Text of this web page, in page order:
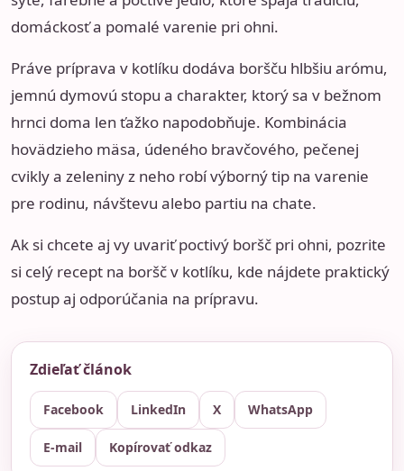
domáckosť a pomalé varenie pri ohni.
Práve príprava v kotlíku dodáva boršču hlbšiu arómu,
jemnú dymovú stopu a charakter, ktorý sa v bežnom
hrnci doma len ťažko napodobňuje. Kombinácia
hovädzieho mäsa, údeného bravčového, pečenej
cvikly a zeleniny z neho robí výborný tip na varenie
pre rodinu, návštevu alebo partiu na chate.
Ak si chcete aj vy uvariť poctivý boršč pri ohni, pozrite
si celý recept na boršč v kotlíku, kde nájdete praktický
postup aj odporúčania na prípravu.
Zdieľať článok
Facebook LinkedIn X WhatsApp
E-mail Kopírovať odkaz